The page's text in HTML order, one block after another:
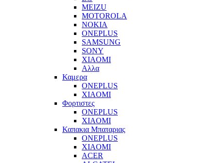
MEIZU
MOTOROLA
NOKIA
ONEPLUS
SAMSUNG
SONY
XIAOMI
Αλλα
Καμερα
ONEPLUS
XIAOMI
Φορτιστες
ONEPLUS
XIAOMI
Καπακια Μπαταριας
ONEPLUS
XIAOMI
ACER